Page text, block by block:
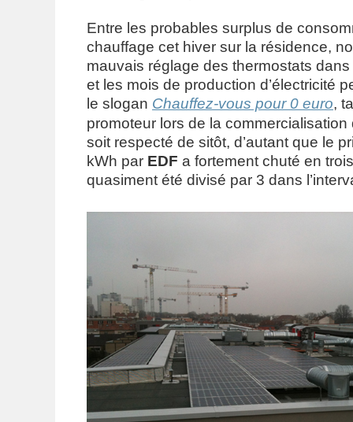
Entre les probables surplus de
chauffage cet hiver sur la résidence,
mauvais réglage des thermostats
et les mois de production d’électricité
le slogan Chauffez-vous pour 0 euro,
promoteur lors de la commercialisation
soit respecté de sitôt, d’autant que le
kWh par EDF a fortement chuté en
quasiment été divisé par 3 dans